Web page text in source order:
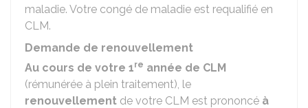
maladie. Votre congé de maladie est requalifié en
CLM.
Demande de renouvellement
Au cours de votre 1re année de CLM
(rémunérée à plein traitement), le
renouvellement de votre CLM est prononcé à